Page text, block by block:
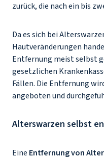
zurück, die nach ein bis
Da es sich bei
Hautveränderungen
Entfernung meist selbst
gesetzlichen
Fällen. Die Entfernung
angeboten und
Alterswarzen selbst
Eine Entfernung von